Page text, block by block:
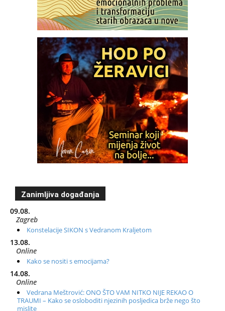
Zanimljiva događanja
09.08.
Zagreb
Konstelacije SIKON s Vedranom Kraljetom
13.08.
Online
Kako se nositi s emocijama?
14.08.
Online
Vedrana Meštrović: ONO ŠTO VAM NITKO NIJE REKAO O
TRAUMI – Kako se osloboditi njezinih posljedica brže nego što
mislite